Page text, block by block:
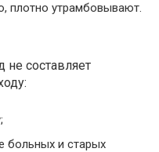
плотно утрамбовывают.
не составляет
больных и старых